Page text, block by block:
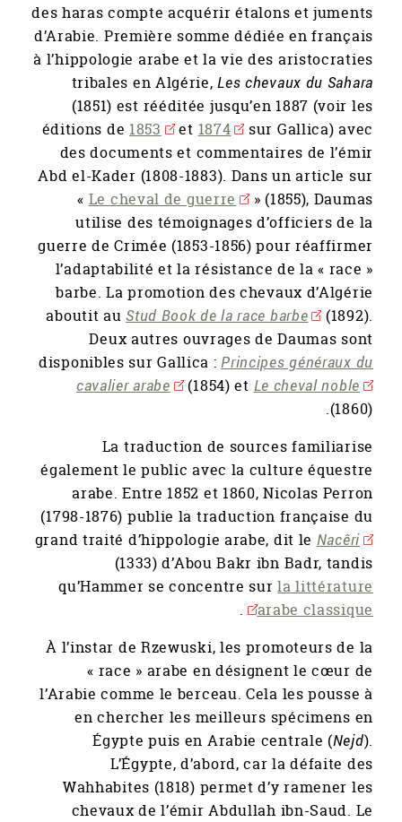
des haras compte acquérir étalons et juments
d’Arabie. Première somme dédiée en français
à l’hippologie arabe et la vie des aristocraties
tribales en Algérie,Les chevaux du Sahara
(1851) est rééditée jusqu’en 1887 (voir les
éditions de1853 et1874
sur Gallica) avec
des documents et commentaires de l’émir
Abd el-Kader (1808-1883). Dans un article sur
«Le cheval de guerre
» (1855), Daumas
utilise des témoignages d’officiers de la
guerre de Crimée (1853-1856) pour réaffirmer
l’adaptabilité et la résistance de la « race »
barbe. La promotion des chevaux d’Algérie
aboutit auStud Book de la race barbe
(1892).
Deux autres ouvrages de Daumas sont
disponibles sur Gallica :Principes généraux du
cavalier arabe
(1854) etLe cheval noble
(1860).
La traduction de sources familiarise
également le public avec la culture équestre
arabe. Entre 1852 et 1860, Nicolas Perron
(1798-1876) publie la traduction française du
grand traité d’hippologie arabe, dit leNacêri
(1333) d’Abou Bakr ibn Badr, tandis
qu’Hammer se concentre surla littérature
arabe classique
À l’instar de Rzewuski, les promoteurs de la
« race » arabe en désignent le cœur de
l’Arabie comme le berceau. Cela les pousse à
en chercher les meilleurs spécimens en
Égypte puis en Arabie centrale (Nejd).
L’Égypte, d’abord, car la défaite des
Wahhabites (1818) permet d’y ramener les
chevaux de l’émir Abdullah ibn-Saud. Le